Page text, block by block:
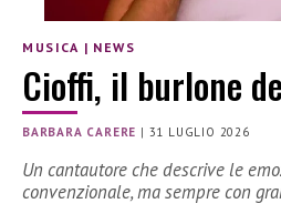
MUSICA | NEWS
Cioffi, il burlone
BARBARA CARERE | 31 LUGLIO 2026
Un cantautore che descrive le
convenzionale, ma sempre con